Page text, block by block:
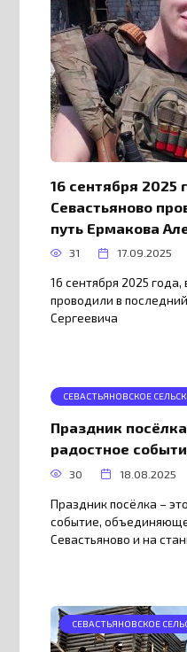
16 сентября 2025
Севастьяново
путь Ермакова
31 17.09.2025
16 сентября 2025 года,
проводили в
Сергеевича
СЕВАСТЬЯНОВСКОЕ
Праздник
радостное
30 18.08.2025
Праздник посёлка –
событие,
Севастьяново и на
СЕВАСТЬЯНОВСКОЕ